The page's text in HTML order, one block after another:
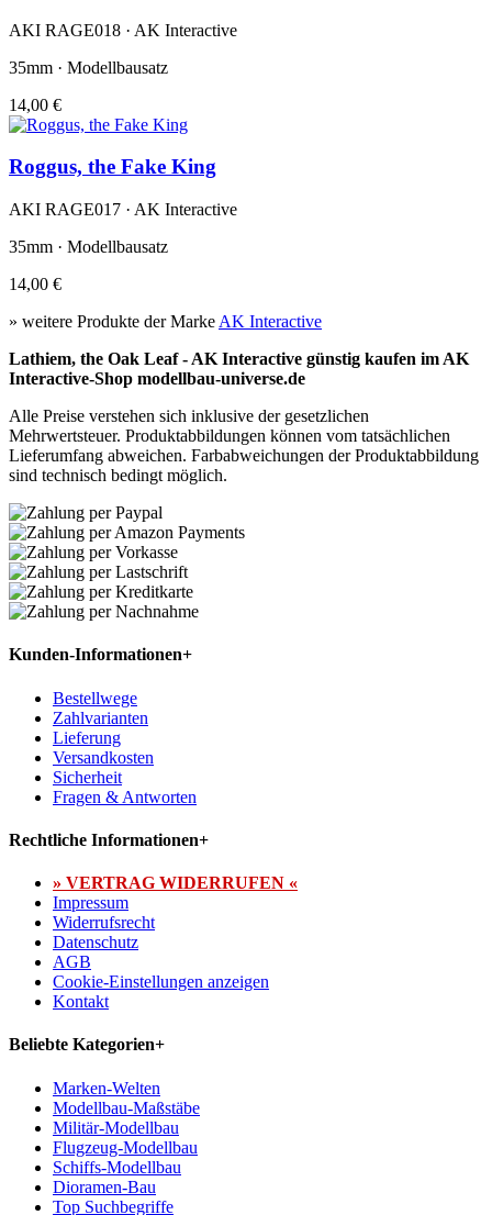
AKI RAGE018 · AK Interactive
35mm · Modellbausatz
14,00 €
Roggus, the Fake King
AKI RAGE017 · AK Interactive
35mm · Modellbausatz
14,00 €
» weitere Produkte der Marke AK Interactive
Lathiem, the Oak Leaf - AK Interactive günstig kaufen im AK
Interactive-Shop modellbau-universe.de
Alle Preise verstehen sich inklusive der gesetzlichen
Mehrwertsteuer. Produktabbildungen können vom tatsächlichen
Lieferumfang abweichen. Farbabweichungen der Produktabbildung
sind technisch bedingt möglich.
Kunden-Informationen+
Bestellwege
Zahlvarianten
Lieferung
Versandkosten
Sicherheit
Fragen & Antworten
Rechtliche Informationen+
» VERTRAG WIDERRUFEN «
Impressum
Widerrufsrecht
Datenschutz
AGB
Cookie-Einstellungen anzeigen
Kontakt
Beliebte Kategorien+
Marken-Welten
Modellbau-Maßstäbe
Militär-Modellbau
Flugzeug-Modellbau
Schiffs-Modellbau
Dioramen-Bau
Top Suchbegriffe